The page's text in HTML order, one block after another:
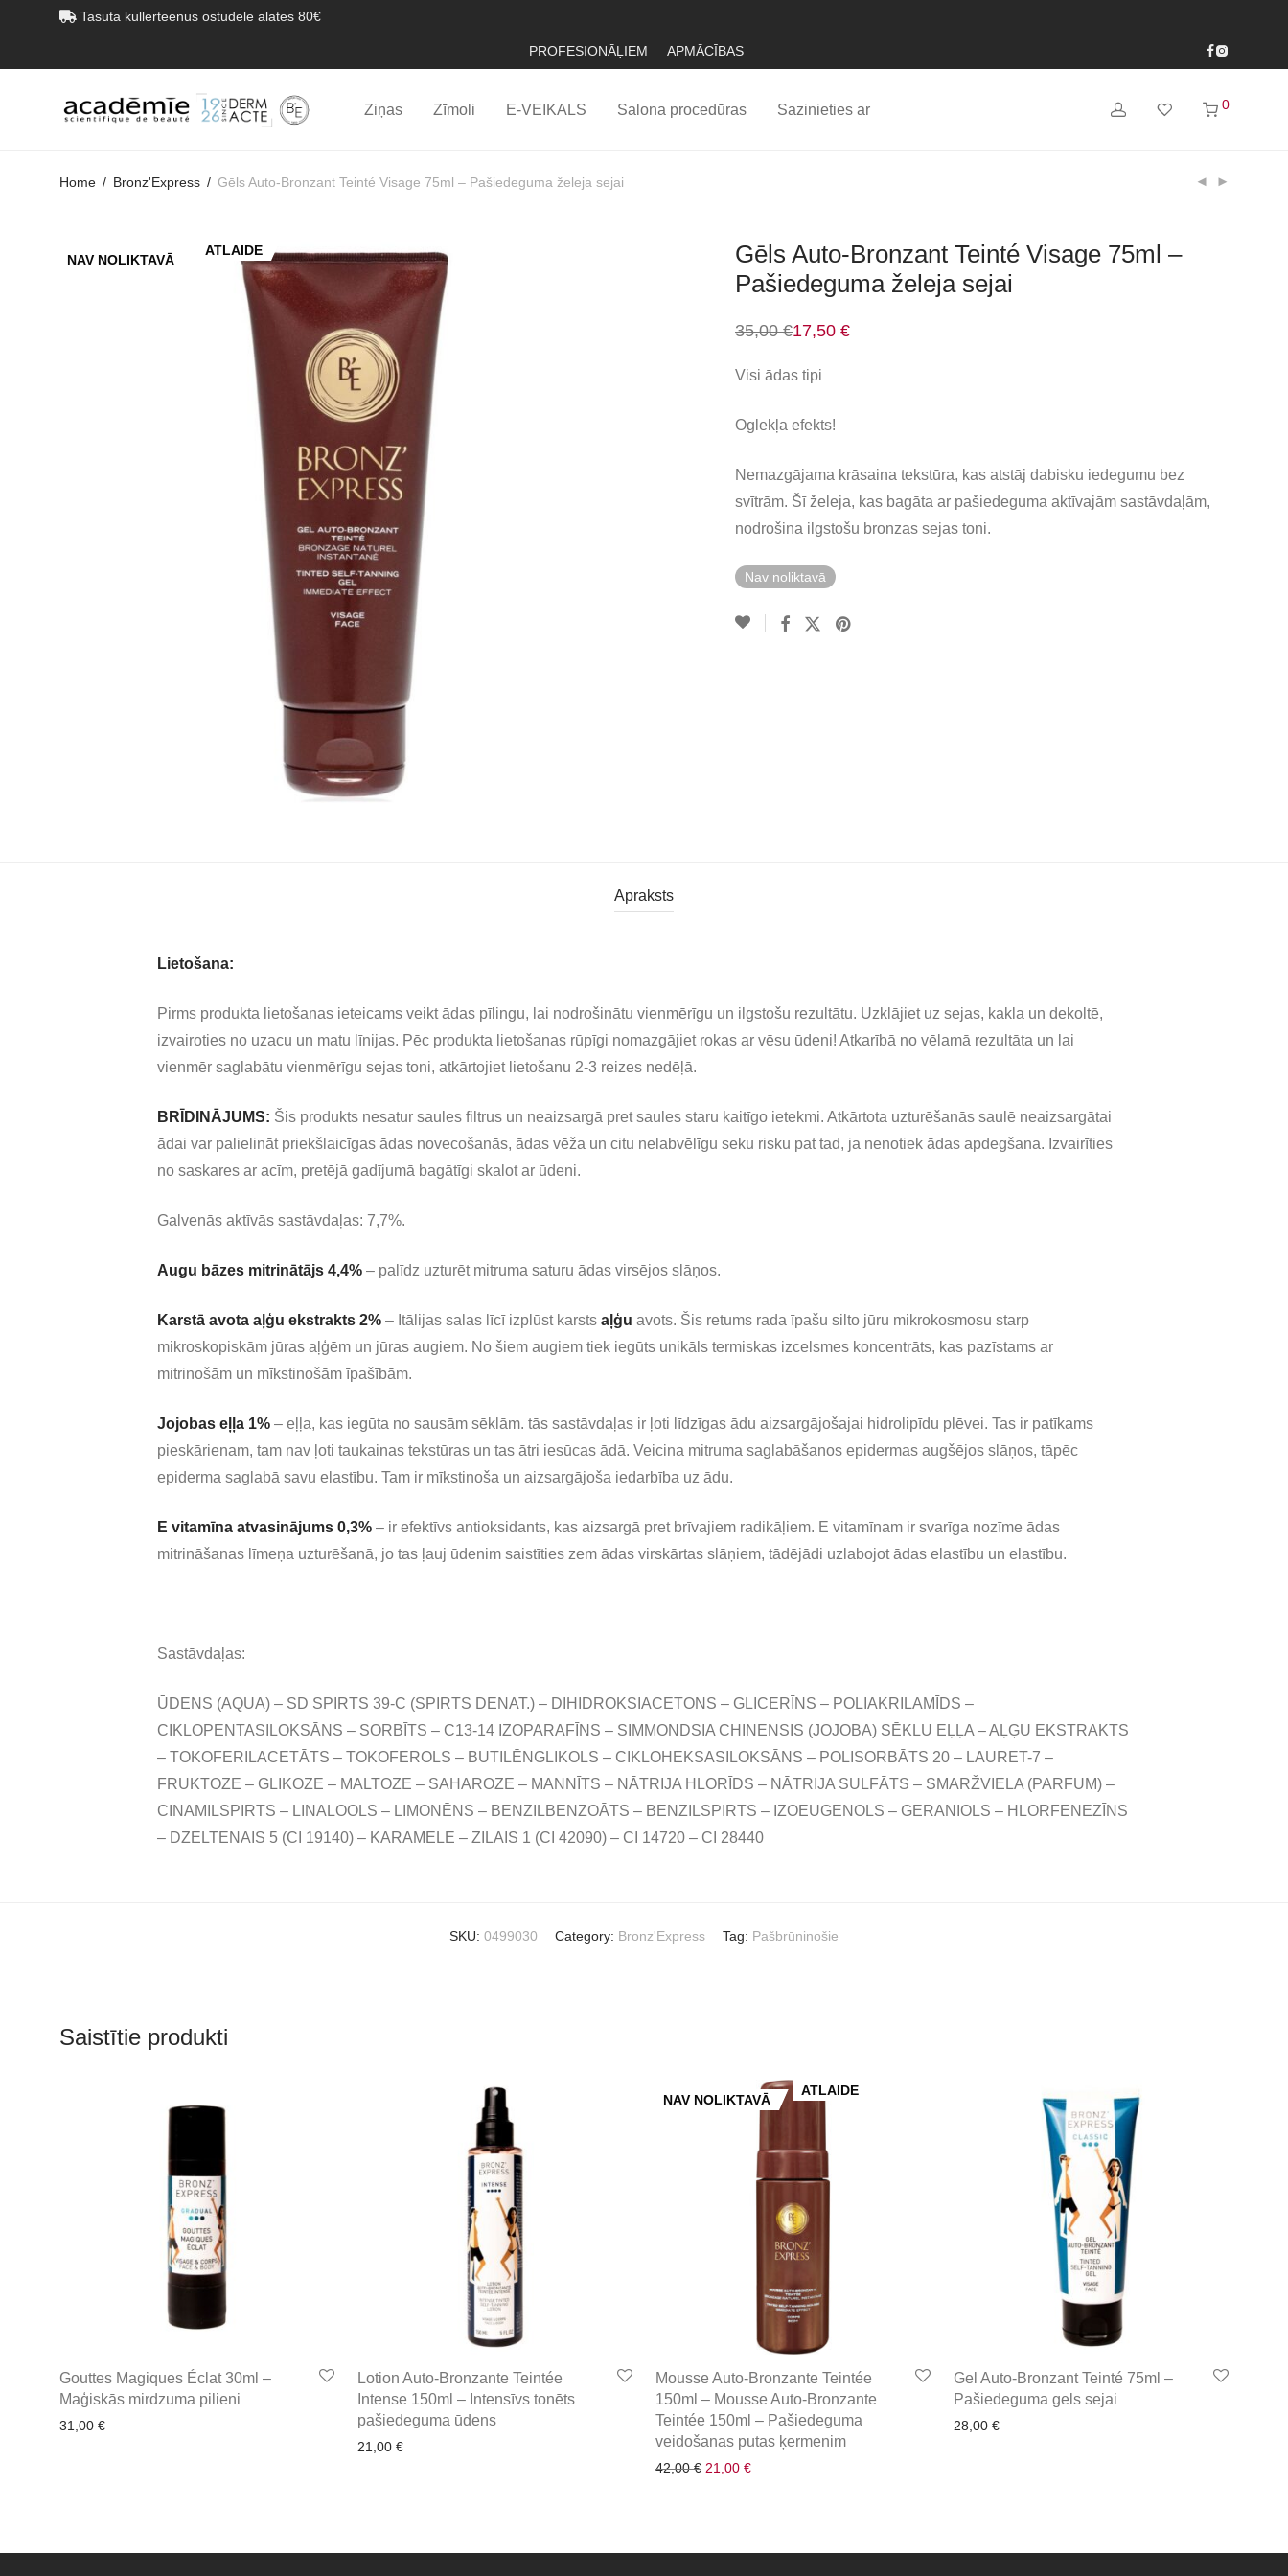
Tasuta kullerteenus ostudele alates 80€
PROFESIONĀĻIEM APMĀCĪBAS
Ziņas Zīmoli E-VEIKALS Salona procedūras Sazinieties ar 0
Home / Bronz'Express / Gēls Auto-Bronzant Teinté Visage 75ml – Pašiedeguma želeja sejai
NAV NOLIKTAVĀ
ATLAIDE
Gēls Auto-Bronzant Teinté Visage 75ml –
Pašiedeguma želeja sejai
35,00€
Original
35,00 €.
17,50 €
Current
17,50 €.
Visi ādas tipi
Oglekļa efekts!
Nemazgājama krāsaina tekstūra, kas atstāj dabisku iedegumu bez
svītrām. Šī želeja, kas bagāta ar pašiedeguma aktīvajām sastāvdaļām,
nodrošina ilgstošu bronzas sejas toni.
Nav noliktavā
Apraksts
Lietošana:
Pirms produkta lietošanas ieteicams veikt ādas pīlingu, lai nodrošinātu vienmērīgu un ilgstošu rezultātu. Uzklājiet uz sejas, kakla un dekoltē,
izvairoties no uzacu un matu līnijas. Pēc produkta lietošanas rūpīgi nomazgājiet rokas ar vēsu ūdeni! Atkarībā no vēlamā rezultāta un lai
vienmēr saglabātu vienmērīgu sejas toni, atkārtojiet lietošanu 2-3 reizes nedēļā.
BRĪDINĀJUMS: Šis produkts nesatur saules filtrus un neaizsargā pret saules staru kaitīgo ietekmi. Atkārtota uzturēšanās saulē neaizsargātai
ādai var palielināt priekšlaicīgas ādas novecošanās, ādas vēža un citu nelabvēlīgu seku risku pat tad, ja nenotiek ādas apdegšana. Izvairīties
no saskares ar acīm, pretējā gadījumā bagātīgi skalot ar ūdeni.
Galvenās aktīvās sastāvdaļas: 7,7%.
Augu bāzes mitrinātājs 4,4% – palīdz uzturēt mitruma saturu ādas virsējos slāņos.
Karstā avota aļģu ekstrakts 2% – Itālijas salas līcī izplūst karsts aļģu avots. Šis retums rada īpašu silto jūru mikrokosmosu starp
mikroskopiskām jūras aļģēm un jūras augiem. No šiem augiem tiek iegūts unikāls termiskas izcelsmes koncentrāts, kas pazīstams ar
mitrinošām un mīkstinošām īpašībām.
Jojobas eļļa 1% – eļļa, kas iegūta no sausām sēklām. tās sastāvdaļas ir ļoti līdzīgas ādu aizsargājošajai hidrolipīdu plēvei. Tas ir patīkams
pieskārienam, tam nav ļoti taukainas tekstūras un tas ātri iesūcas ādā. Veicina mitruma saglabāšanos epidermas augšējos slāņos, tāpēc
epiderma saglabā savu elastību. Tam ir mīkstinoša un aizsargājoša iedarbība uz ādu.
E vitamīna atvasinājums 0,3% – ir efektīvs antioksidants, kas aizsargā pret brīvajiem radikāļiem. E vitamīnam ir svarīga nozīme ādas
mitrināšanas līmeņa uzturēšanā, jo tas ļauj ūdenim saistīties zem ādas virskārtas slāņiem, tādējādi uzlabojot ādas elastību un elastību.
Sastāvdaļas:
ŪDENS (AQUA) – SD SPIRTS 39-C (SPIRTS DENAT.) – DIHIDROKSIACETONS – GLICERĪNS – POLIAKRILAMĪDS –
CIKLOPENTASILOKSĀNS – SORBĪTS – C13-14 IZOPARAFĪNS – SIMMONDSIA CHINENSIS (JOJOBA) SĒKLU EĻĻA – AĻĢU EKSTRAKTS
– TOKOFERILACETĀTS – TOKOFEROLS – BUTILĒNGLIKOLS – CIKLOHEKSASILOKSĀNS – POLISORBĀTS 20 – LAURET-7 –
FRUKTOZE – GLIKOZE – MALTOZE – SAHAROZE – MANNĪTS – NĀTRIJA HLORĪDS – NĀTRIJA SULFĀTS – SMARŽVIELA (PARFUM) –
CINAMILSPIRTS – LINALOOLS – LIMONĒNS – BENZILBENZOĀTS – BENZILSPIRTS – IZOEUGENOLS – GERANIOLS – HLORFENEZĪNS
– DZELTENAIS 5 (CI 19140) – KARAMELE – ZILAIS 1 (CI 42090) – CI 14720 – CI 28440
SKU: 0499030 Category: Bronz'Express Tag: Pašbrūninošie
Saistītie produkti
Gouttes Magiques Éclat 30ml –
Maģiskās mirdzuma pilieni
31,00 €
Lotion Auto-Bronzante Teintée
Intense 150ml – Intensīvs tonēts
pašiedeguma ūdens
21,00 €
NAV NOLIKTAVĀ
ATLAIDE
Mousse Auto-Bronzante Teintée
150ml – Mousse Auto-Bronzante
Teintée 150ml – Pašiedeguma
veidošanas putas ķermenim
42,00€ Original price was: 42,00 €.
21,00 €Current price is: 21,00 €.
Gel Auto-Bronzant Teinté 75ml –
Pašiedeguma gels sejai
28,00 €